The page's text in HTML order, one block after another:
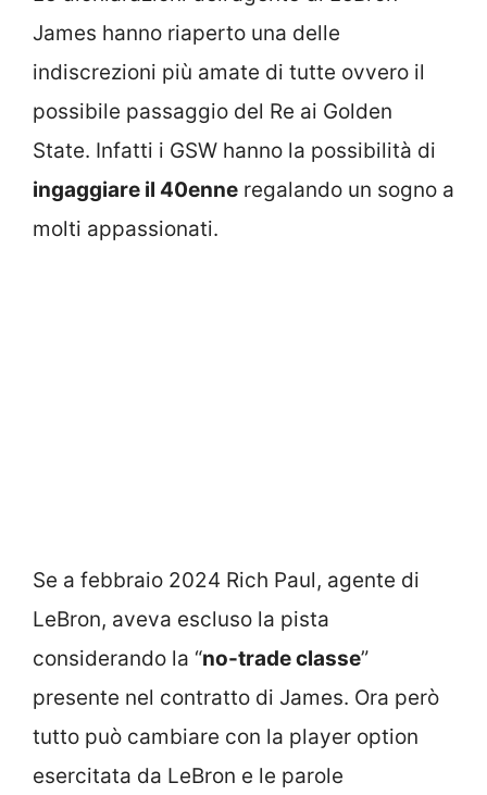
James hanno riaperto una delle
indiscrezioni più amate di tutte ovvero il
possibile passaggio del Re ai Golden
State. Infatti i GSW hanno la possibilità di
ingaggiare il 40enne regalando un sogno a
molti appassionati.
Se a febbraio 2024 Rich Paul, agente di
LeBron, aveva escluso la pista
considerando la “no-trade classe”
presente nel contratto di James. Ora però
tutto può cambiare con la player option
esercitata da LeBron e le parole